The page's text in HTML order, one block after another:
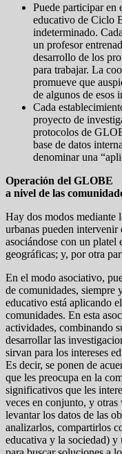
Puede participar
educativo de Ciclo
indeterminado.
un profesor
desarrollo de los
para trabajar. La
promueve que
de algunos de esos
Cada
proyecto de
protocolos de
base de datos
denominar una
Operación del GLOBE
a nivel de las
Hay dos modos mediante
urbanas pueden
asociándose con un platel
geográficas; y, por otra
En el modo asociativo,
de comunidades, siempre
educativo está aplicando
comunidades. En esta
actividades, combinando
desarrollar las
sirvan para los intereses
Es decir, se ponen de
que les preocupa en la
significativos que les
veces en conjunto, y otras
levantar los datos de las
analizarlos, compartirlos
educativa y la sociedad)